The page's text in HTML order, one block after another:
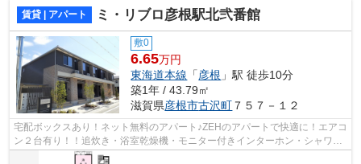
賃貸 | アパート ミ・リブロ彦根駅北弐番館
敷0
6.65万円
東海道本線 「彦根 」駅 徒歩10分
築1年 / 43.79㎡
滋賀県彦根市古沢町 ７５７－１２
宅配ボックスあり！ネット無料のアパート♪ZEHのアパートで快適に！エアコ
ン２台有り！！追炊き・浴室乾燥機・モニター付きインターホン・シャワー
付き洗面台・温水洗浄便座など設備も...